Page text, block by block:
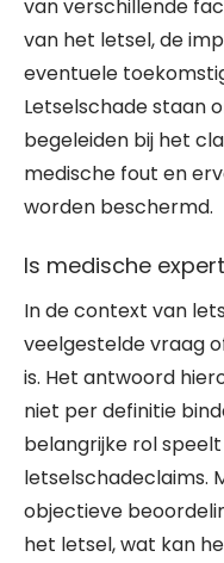
van verschillende
van het letsel, de
eventuele
Letselschade staan
begeleiden bij het
medische fout en
worden beschermd.
Is medische
In de context van
veelgestelde vraag
is. Het antwoord
niet per definitie
belangrijke rol
letselschadeclaims.
objectieve
het letsel, wat kan